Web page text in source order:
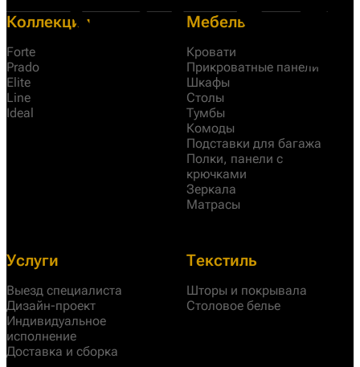
Коллекции
Forte
Prado
Elite
Line
Ideal
Мебель
Кровати
Прикроватные панели
Шкафы
Столы
Тумбы
Комоды
Подставки для багажа
Полки, панели с
крючками
Зеркала
Матрасы
Услуги
Выезд специалиста
Дизайн-проект
Индивидуальное
исполнение
Доставка и сборка
Текстиль
Шторы и покрывала
Столовое белье